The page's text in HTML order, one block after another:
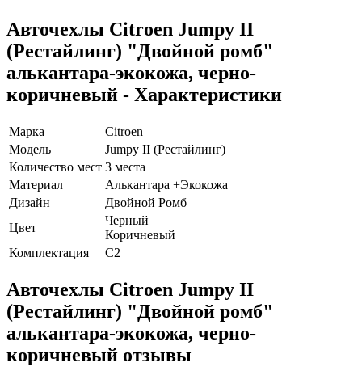
Авточехлы Citroen Jumpy II
(Рестайлинг) "Двойной ромб"
алькантара-экокожа, черно-
коричневый - Характеристики
Марка
Citroen
Модель
Jumpy II (Рестайлинг)
Количество мест 3 места
Материал
Алькантара +Экокожа
Дизайн
Двойной Ромб
Цвет
Черный
Коричневый
Комплектация
C2
Авточехлы Citroen Jumpy II
(Рестайлинг) "Двойной ромб"
алькантара-экокожа, черно-
коричневый отзывы